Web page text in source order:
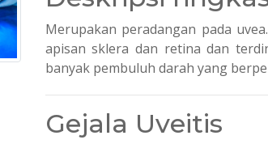
Merupakan peradangan pada
apisan sklera dan retina dan
banyak pembuluh darah yang
Gejala Uveitis